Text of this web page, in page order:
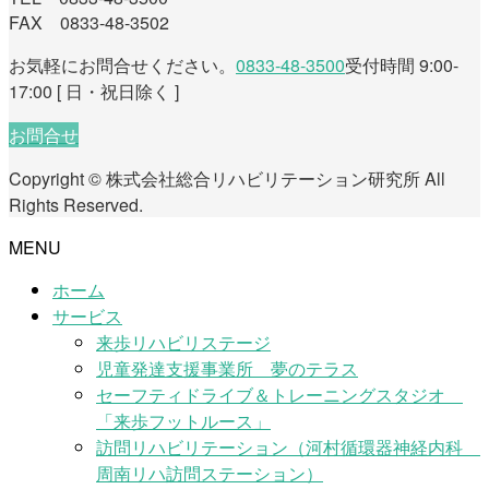
FAX 0833-48-3502
お気軽にお問合せください。 0833-48-3500受付時間 9:00-
17:00 [ 日・祝日除く ]
お問合せ
Copyright © 株式会社総合リハビリテーション研究所 All
Rights Reserved.
MENU
ホーム
サービス
来歩リハビリステージ
児童発達支援事業所 夢のテラス
セーフティドライブ＆トレーニングスタジオ
「来歩フットルース」
訪問リハビリテーション（河村循環器神経内科
周南リハ訪問ステーション）